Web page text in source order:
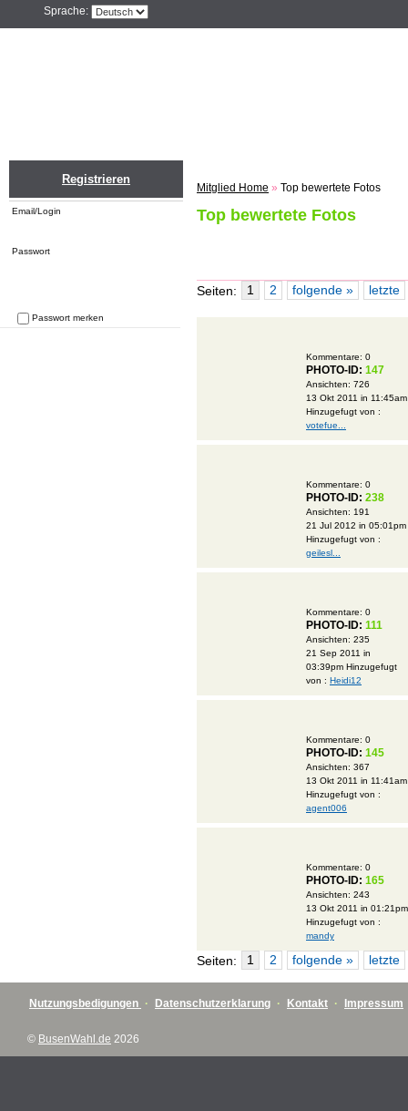
Sprache:
Registrieren
Email/Login
Passwort
Passwort merken
Mitglied Home » Top bewertete Fotos
Top bewertete Fotos
Seiten: 1 2 folgende » letzte
Kommentare: 0
PHOTO-ID: 147
Ansichten: 726
13 Okt 2011 in 11:45am
Hinzugefugt von :
votefue...
Kommentare: 0
PHOTO-ID: 238
Ansichten: 191
21 Jul 2012 in 05:01pm
Hinzugefugt von :
geilesl...
Kommentare: 0
PHOTO-ID: 111
Ansichten: 235
21 Sep 2011 in
03:39pm Hinzugefugt
von : Heidi12
Kommentare: 0
PHOTO-ID: 145
Ansichten: 367
13 Okt 2011 in 11:41am
Hinzugefugt von :
agent006
Kommentare: 0
PHOTO-ID: 165
Ansichten: 243
13 Okt 2011 in 01:21pm
Hinzugefugt von :
mandy
Seiten: 1 2 folgende » letzte
Nutzungsbedigungen · Datenschutzerklarung · Kontakt · Impressum
© BusenWahl.de 2026